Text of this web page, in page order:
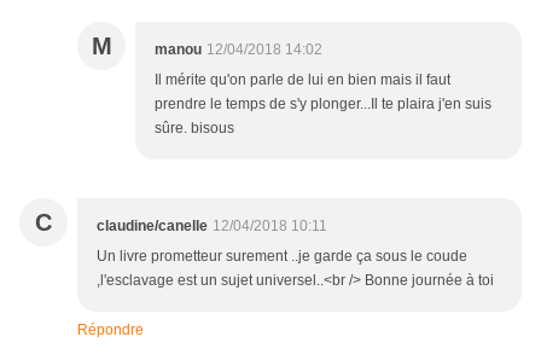
M manou 12/04/2018 14:02
Il mérite qu'on parle de lui en bien mais il faut
prendre le temps de s'y plonger...Il te plaira j'en suis
sûre. bisous
C claudine/canelle 12/04/2018 10:11
Un livre prometteur surement ..je garde ça sous le coude
,l'esclavage est un sujet universel..<br /> Bonne journée à toi
Répondre